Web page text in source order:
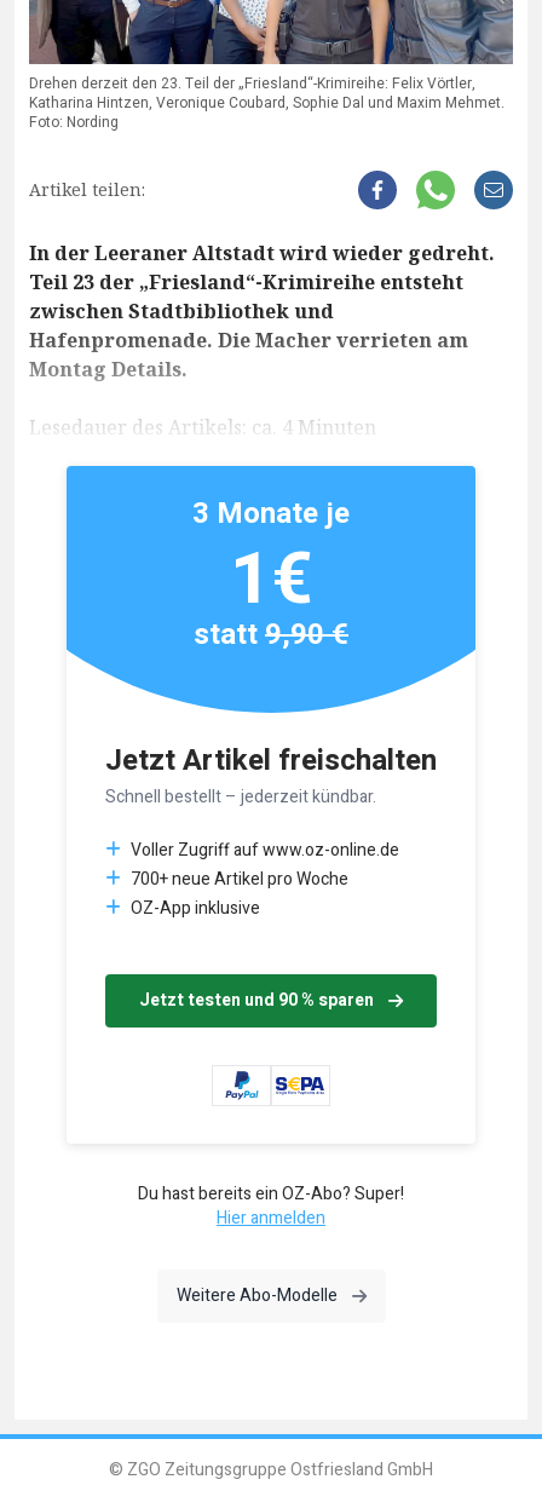
Drehen derzeit den 23. Teil der „Friesland“-Krimireihe: Felix Vörtler,
Katharina Hintzen, Veronique Coubard, Sophie Dal und Maxim Mehmet.
Foto: Nording
Artikel teilen:
In der Leeraner Altstadt wird wieder gedreht.
Teil 23 der „Friesland“-Krimireihe entsteht
zwischen Stadtbibliothek und
Hafenpromenade. Die Macher verrieten am
Montag Details.
Lesedauer des Artikels: ca. 4 Minuten
Jetzt Artikel freischalten
Schnell bestellt – jederzeit kündbar.
Voller Zugriff auf www.oz-online.de
700+ neue Artikel pro Woche
OZ-App inklusive
Jetzt testen und 90 % sparen
3 Monate je
1€
statt9,90 €
Du hast bereits ein OZ-Abo? Super!
Hier anmelden
Weitere Abo-Modelle
© ZGO Zeitungsgruppe Ostfriesland GmbH